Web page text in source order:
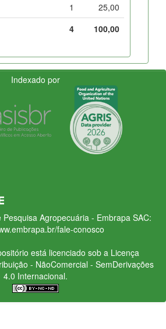
1
25,00
4
100,00
Indexado por
Agropecuária - Embrapa SAC:
fale-conosco
está licenciado sob a Licença
- NãoComercial - SemDerivações
4.0 Internacional.